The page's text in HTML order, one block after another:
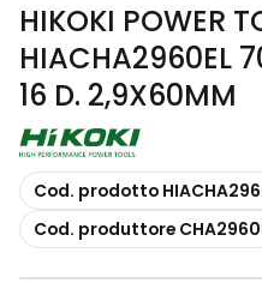
HIKOKI POWER
HIACHA2960EL
16 D. 2,9X60MM
copia
Cod. prodotto
copia
Cod. produttore